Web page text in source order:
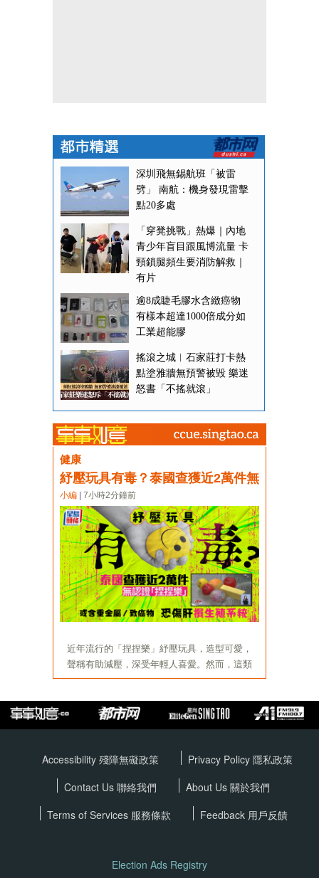
Accessibility 殘障無礙政策 Privacy Policy 隱私政策
Contact Us 聯絡我們
About Us 關於我們
Terms of Services 服務條款 Feedback 用戶反饋
Election Ads Registry